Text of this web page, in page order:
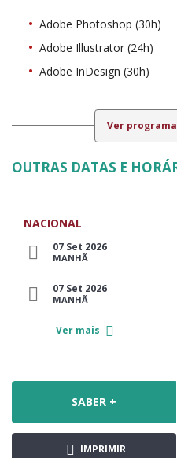
Adobe Photoshop (30h)
Adobe Illustrator (24h)
Adobe InDesign (30h)
Ver
OUTRAS DATAS E
NACIONAL
07 Set 2026
MANHÃ
07 Set 2026
MANHÃ
Ver mais
SABER +
IMPRIMIR